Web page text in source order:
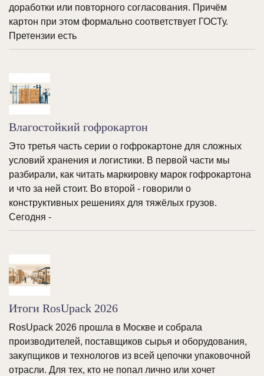
доработки или повторного согласования. Причём
картон при этом формально соответствует ГОСТу.
Претензии есть
Влагостойкий гофрокартон
Это третья часть серии о гофрокартоне для сложных
условий хранения и логистики. В первой части мы
разбирали, как читать маркировку марок гофрокартона
и что за ней стоит. Во второй - говорили о
конструктивных решениях для тяжёлых грузов.
Сегодня -
Итоги RosUpack 2026
RosUpack 2026 прошла в Москве и собрала
производителей, поставщиков сырья и оборудования,
закупщиков и технологов из всей цепочки упаковочной
отрасли. Для тех, кто не попал лично или хочет